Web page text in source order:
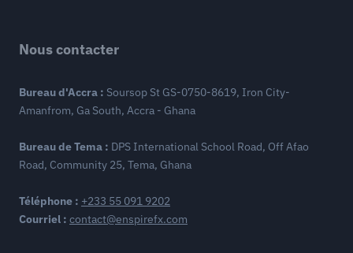
Nous contacter
Bureau d'Accra : Soursop St GS-0750-8619, Iron City-
Amanfrom, Ga South, Accra - Ghana
Bureau de Tema : DPS International School Road, Off Afao
Road, Community 25, Tema, Ghana
Téléphone : +233 55 091 9202
Courriel : contact@enspirefx.com